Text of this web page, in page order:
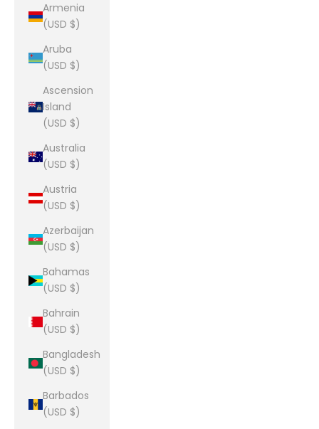
Armenia
(USD $)
Aruba
(USD $)
Ascension
Island
(USD $)
Australia
(USD $)
Austria
(USD $)
Azerbaijan
(USD $)
Bahamas
(USD $)
Bahrain
(USD $)
Bangladesh
(USD $)
Barbados
(USD $)